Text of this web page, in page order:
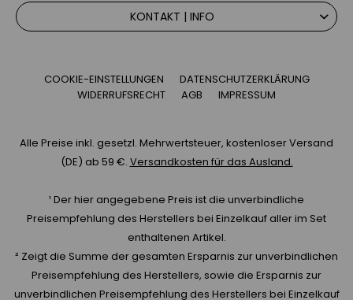
KONTAKT | INFO
COOKIE-EINSTELLUNGEN
DATENSCHUTZERKLÄRUNG
WIDERRUFSRECHT
AGB IMPRESSUM
Alle Preise inkl. gesetzl. Mehrwertsteuer, kostenloser Versand
(DE) ab 59 €. Versandkosten für das Ausland.
¹ Der hier angegebene Preis ist die unverbindliche
Preisempfehlung des Herstellers bei Einzelkauf aller im Set
enthaltenen Artikel.
² Zeigt die Summe der gesamten Ersparnis zur unverbindlichen
Preisempfehlung des Herstellers, sowie die Ersparnis zur
unverbindlichen Preisempfehlung des Herstellers bei Einzelkauf